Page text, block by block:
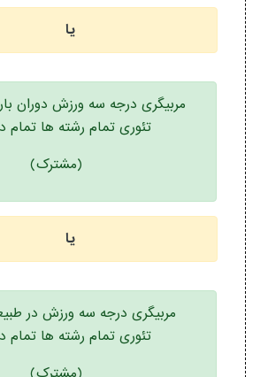
یا
مربیگری درجه سه ورزش دوران
تئوری تمام رشته ها تمام
(مشترک)
یا
مربیگری درجه سه ورزش در
تئوری تمام رشته ها تمام